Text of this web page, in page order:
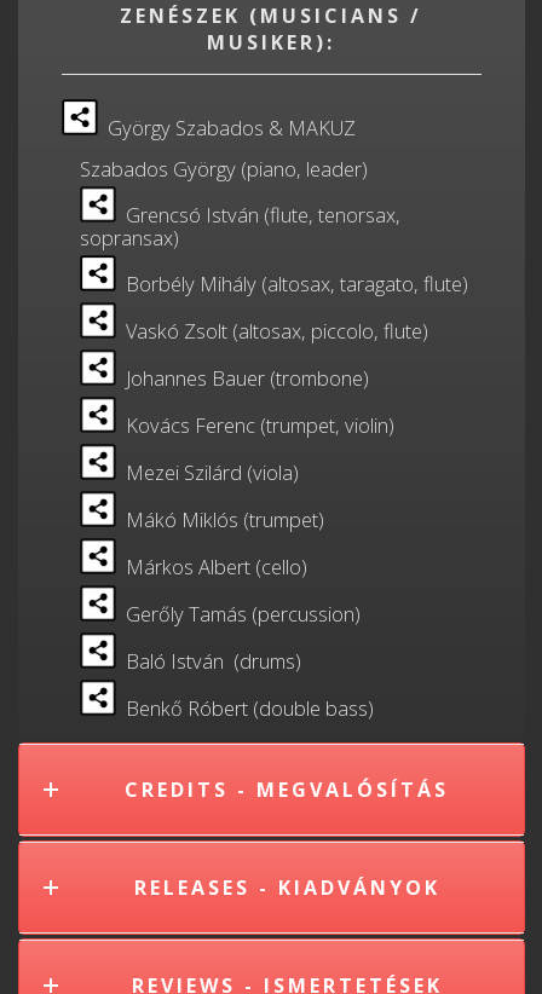
ZENÉSZEK (MUSICIANS /
MUSIKER):
György Szabados & MAKUZ
Szabados György (piano, leader)
Grencsó István (flute, tenorsax,
sopransax)
Borbély Mihály (altosax, taragato, flute)
Vaskó Zsolt (altosax, piccolo, flute)
Johannes Bauer (trombone)
Kovács Ferenc (trumpet, violin)
Mezei Szilárd (viola)
Mákó Miklós (trumpet)
Márkos Albert (cello)
Gerőly Tamás (percussion)
Baló István (drums)
Benkő Róbert (double bass)
CREDITS - MEGVALÓSÍTÁS
RELEASES - KIADVÁNYOK
REVIEWS - ISMERTETÉSEK